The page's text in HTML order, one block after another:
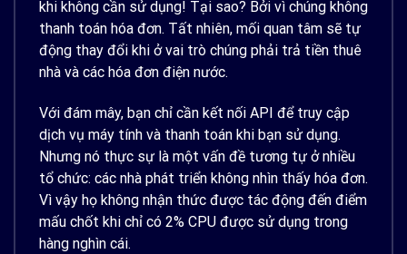
khi không cần sử dụng! Tại sao? Bởi vì chúng không
thanh toán hóa đơn. Tất nhiên, mối quan tâm sẽ tự
động thay đổi khi ở vai trò chúng phải trả tiền thuê
nhà và các hóa đơn điện nước.
Với đám mây, bạn chỉ cần kết nối API để truy cập
dịch vụ máy tính và thanh toán khi bạn sử dụng.
Nhưng nó thực sự là một vấn đề tương tự ở nhiều
tổ chức: các nhà phát triển không nhìn thấy hóa đơn.
Vì vậy họ không nhận thức được tác động đến điểm
mấu chốt khi chỉ có 2% CPU được sử dụng trong
hàng nghìn cái.